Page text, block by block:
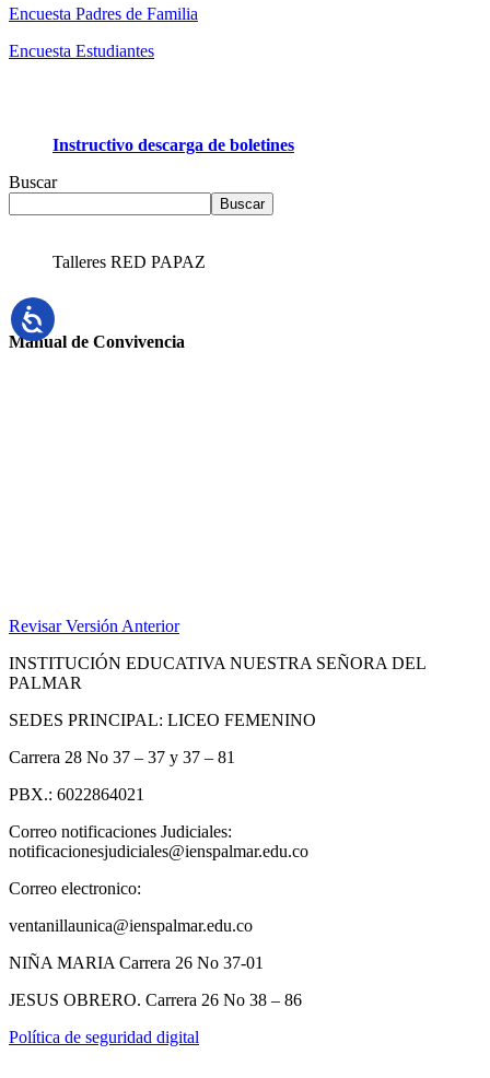
Encuesta Padres de Familia
Encuesta Estudiantes
Instructivo descarga de boletines
Buscar
Buscar
Talleres RED PAPAZ
Manual de Convivencia
Revisar Versión Anterior
INSTITUCIÓN EDUCATIVA NUESTRA SEÑORA DEL
PALMAR
SEDES PRINCIPAL: LICEO FEMENINO
Carrera 28 No 37 – 37 y 37 – 81
PBX.: 6022864021
Correo notificaciones Judiciales:
notificacionesjudiciales@ienspalmar.edu.co
Correo electronico:
ventanillaunica@ienspalmar.edu.co
NIÑA MARIA Carrera 26 No 37-01
JESUS OBRERO. Carrera 26 No 38 – 86
Política de seguridad digital